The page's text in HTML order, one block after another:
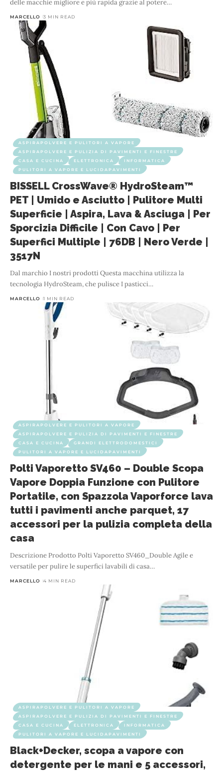
delle macchie migliore e più rapida grazie al potere…
MARCELLO 3 MIN READ
ASPIRAPOLVERE E PULITORI A VAPORE
ASPIRAPOLVERE E PULIZIA DI PAVIMENTI E FINESTRE
CASA E CUCINA
ELETTRONICA
INFORMATICA
PULITORI A VAPORE E LUCIDAPAVIMENTI
BISSELL CrossWave® HydroSteam™
PET | Umido e Asciutto | Pulitore Multi
Superficie | Aspira, Lava & Asciuga | Per
Sporcizia Difficile | Con Cavo | Per
Superfici Multiple | 76DB | Nero Verde |
3517N
Dal marchio I nostri prodotti Questa macchina utilizza la
tecnologia HydroSteam, che pulisce I pasticci…
MARCELLO 1 MIN READ
ASPIRAPOLVERE E PULITORI A VAPORE
ASPIRAPOLVERE E PULIZIA DI PAVIMENTI E FINESTRE
CASA E CUCINA
GRANDI ELETTRODOMESTICI
PULITORI A VAPORE E LUCIDAPAVIMENTI
Polti Vaporetto SV460 – Double Scopa
Vapore Doppia Funzione con Pulitore
Portatile, con Spazzola Vaporforce lava
tutti i pavimenti anche parquet, 17
accessori per la pulizia completa della
casa
Descrizione Prodotto Polti Vaporetto SV460_Double Agile e
versatile per pulire le superfici lavabili di casa…
MARCELLO 4 MIN READ
ASPIRAPOLVERE E PULITORI A VAPORE
ASPIRAPOLVERE E PULIZIA DI PAVIMENTI E FINESTRE
CASA E CUCINA
ELETTRONICA
INFORMATICA
PULITORI A VAPORE E LUCIDAPAVIMENTI
Black+Decker, scopa a vapore con
detergente per le mani e 5 accessori,